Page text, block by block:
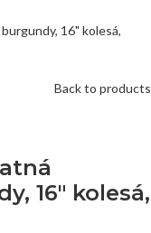
Back to products
16″ kolesá,